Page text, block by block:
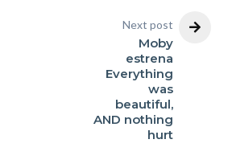
Next post
Moby
estrena
Everything
was
beautiful,
AND nothing
hurt